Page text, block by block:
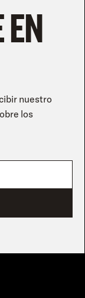
nuestro
los